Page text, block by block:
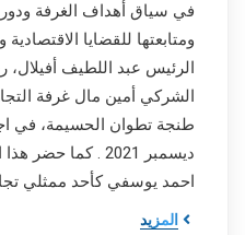
في سياق أهداف الغرفة
ومتابعتها للقضايا
الرئيس عبد اللطيف أفيلال،
الشركي أمين مال غرفة
ديسمبر 2021 . كما
احمد يوسفي كأحد ممثلي
المزيد